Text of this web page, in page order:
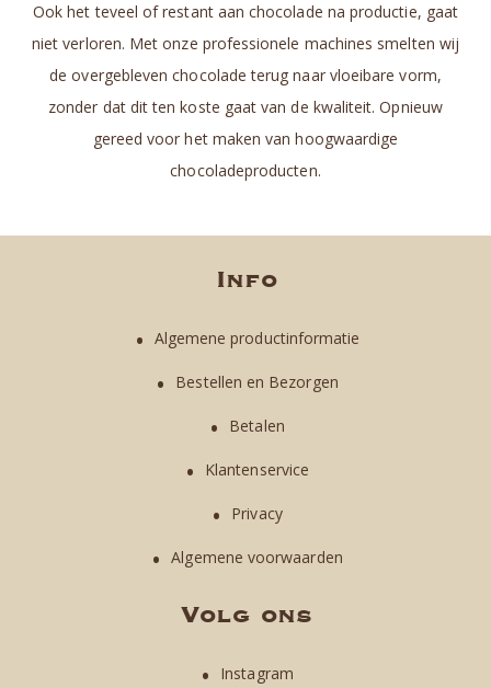
Ook het teveel of restant aan chocolade na productie, gaat
niet verloren. Met onze professionele machines smelten wij
de overgebleven chocolade terug naar vloeibare vorm,
zonder dat dit ten koste gaat van de kwaliteit. Opnieuw
gereed voor het maken van hoogwaardige
chocoladeproducten.
Info
Algemene productinformatie
Bestellen en Bezorgen
Betalen
Klantenservice
Privacy
Algemene voorwaarden
Volg ons
Instagram